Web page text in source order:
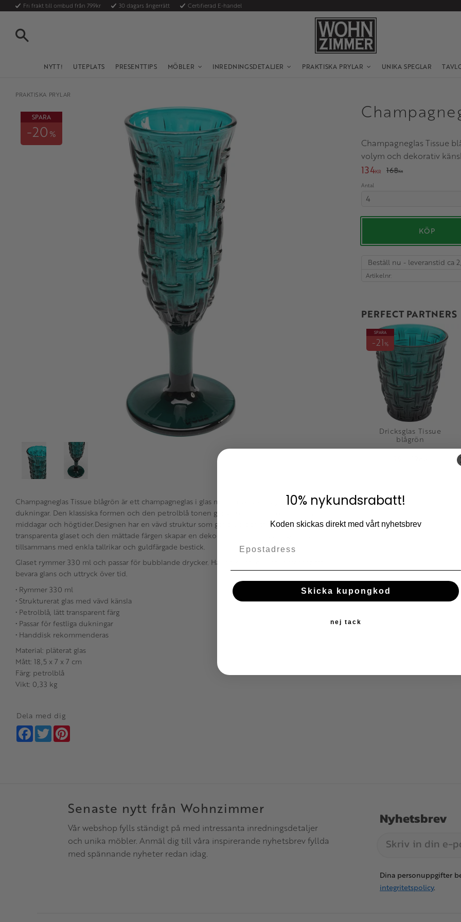
Fri frakt till ombud från 799kr 30 dagars ångerrätt Certifierad E-handel
NYTT! UTEPLATS PRESENTTIPS MÖBLER INREDNINGSDETALJER PRAKTISKA PRYLAR UNIKA SPEGLAR
PRAKTISKA PRYLAR
Champagneglas Tissue
volym och dekorativ
SPARA
20 %
Nedsatt pris:
134KR Ordinarie pris:
168KR
Antal
Säljs i multiplar av 4. Minst
KÖP
Beställ nu - leveranstid ca
Artikelnr
PERFECT PARTNERS
Dricksglas Tissue
blågrön
SPARA
21%
KÖP
Champagneglas Tissue blågrön är ett champagneglas i glas med strukturerad yta för festliga
dukningar. Den klassiska formen och den petrolblå tonen gör glaset lätt att kombinera vid
middagar och högtider.Designen har en vävd struktur som ger djup och taktil känsla. Det
transparenta glaset och den mättade färgen skapar en dekorativ accent i dukningen, särskilt
tillsammans med enkla tallrikar och guldfärgade bestick.
Glaset rymmer 330 ml och passar för bubblande drycker. Handdisk rekommenderas för att
bevara glans och uttryck över tid.
• Rymmer 330 ml
• Strukturerat glas med vävd känsla
• Petrolblå, lätt transparent färg
• Passar för festliga dukningar
• Handdisk rekommenderas
Material: pläterat glas
Mått: 18,5 x 7 x 7 cm
Färg: petrolblå
Vikt: 0,33 kg
Dela med dig
Facebook
Twitter
Senaste nytt från Wohnzimmer
Vår webshop fylls ständigt på med intressanta inredningsdetaljer
och unika möbler. Anmäl dig till våra inspirerande nyhetsbrev fyllda
med spännande nyheter redan idag.
Nyhetsbrev
Dina personuppgifter
integritetspolicy.
10% nykundsrabatt!
Koden skickas direkt med vårt nyhetsbrev
Skicka kupongkod
nej tack